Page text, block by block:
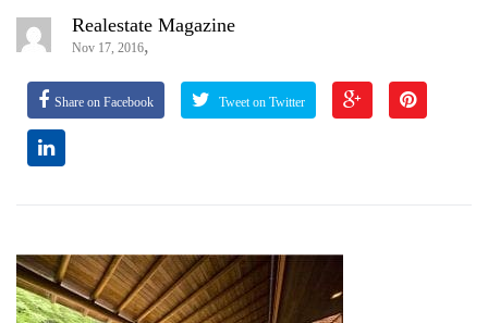
Realestate Magazine
Nov 17, 2016,
Share on Facebook Tweet on Twitter